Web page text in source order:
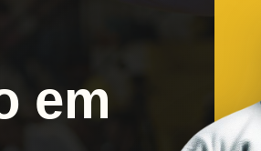
em